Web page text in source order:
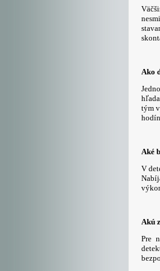
Ako
tým
Aké
V
Akú
Pre